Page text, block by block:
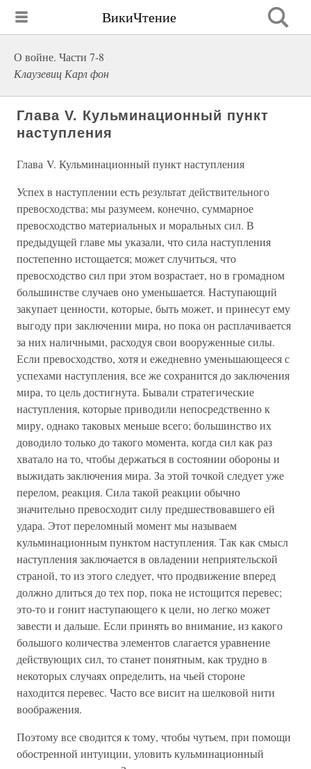
ВикиЧтение
О войне. Части 7-8
Клаузевиц Карл фон
Глава V. Кульминационный пункт
наступления
Глава V. Кульминационный пункт наступления
Успех в наступлении есть результат действительного
превосходства; мы разумеем, конечно, суммарное
превосходство материальных и моральных сил. В
предыдущей главе мы указали, что сила наступления
постепенно истощается; может случиться, что
превосходство сил при этом возрастает, но в громадном
большинстве случаев оно уменьшается. Наступающий
закупает ценности, которые, быть может, и принесут ему
выгоду при заключении мира, но пока он расплачивается
за них наличными, расходуя свои вооруженные силы.
Если превосходство, хотя и ежедневно уменьшающееся с
успехами наступления, все же сохранится до заключения
мира, то цель достигнута. Бывали стратегические
наступления, которые приводили непосредственно к
миру, однако таковых меньше всего; большинство их
доводило только до такого момента, когда сил как раз
хватало на то, чтобы держаться в состоянии обороны и
выжидать заключения мира. За этой точкой следует уже
перелом, реакция. Сила такой реакции обычно
значительно превосходит силу предшествовавшего ей
удара. Этот переломный момент мы называем
кульминационным пунктом наступления. Так как смысл
наступления заключается в овладении неприятельской
страной, то из этого следует, что продвижение вперед
должно длиться до тех пор, пока не истощится перевес;
это-то и гонит наступающего к цели, но легко может
завести и дальше. Если принять во внимание, из какого
большого количества элементов слагается уравнение
действующих сил, то станет понятным, как трудно в
некоторых случаях определить, на чьей стороне
находится перевес. Часто все висит на шелковой нити
воображения.
Поэтому все сводится к тому, чтобы чутьем, при помощи
обостренной интуиции, уловить кульминационный